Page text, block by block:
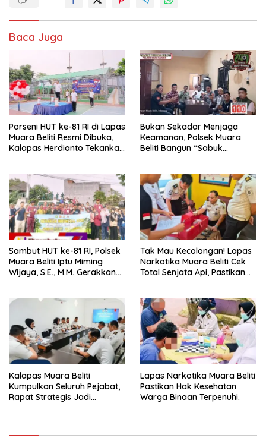
Baca Juga
Porseni HUT ke-81 RI di Lapas
Muara Beliti Resmi Dibuka,
Kalapas Herdianto Tekankan
Bukan Sekadar Menjaga
Keamanan, Polsek Muara
Beliti Bangun “Sabuk
Sambut HUT ke-81 RI, Polsek
Muara Beliti Iptu Miming
Wijaya, S.E., M.M. Gerakkan
Tak Mau Kecolongan! Lapas
Narkotika Muara Beliti Cek
Total Senjata Api, Pastikan
Kalapas Muara Beliti
Kumpulkan Seluruh Pejabat,
Rapat Strategis Jadi
Lapas Narkotika Muara Beliti
Pastikan Hak Kesehatan
Warga Binaan Terpenuhi.